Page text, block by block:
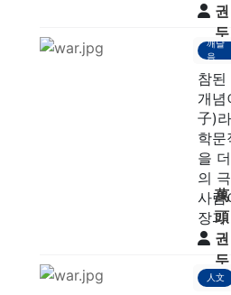
권
두
안
깨달
음
참된
개념
子)
학문
을
의
사람
장과
萬
頭
권
두
안
人文